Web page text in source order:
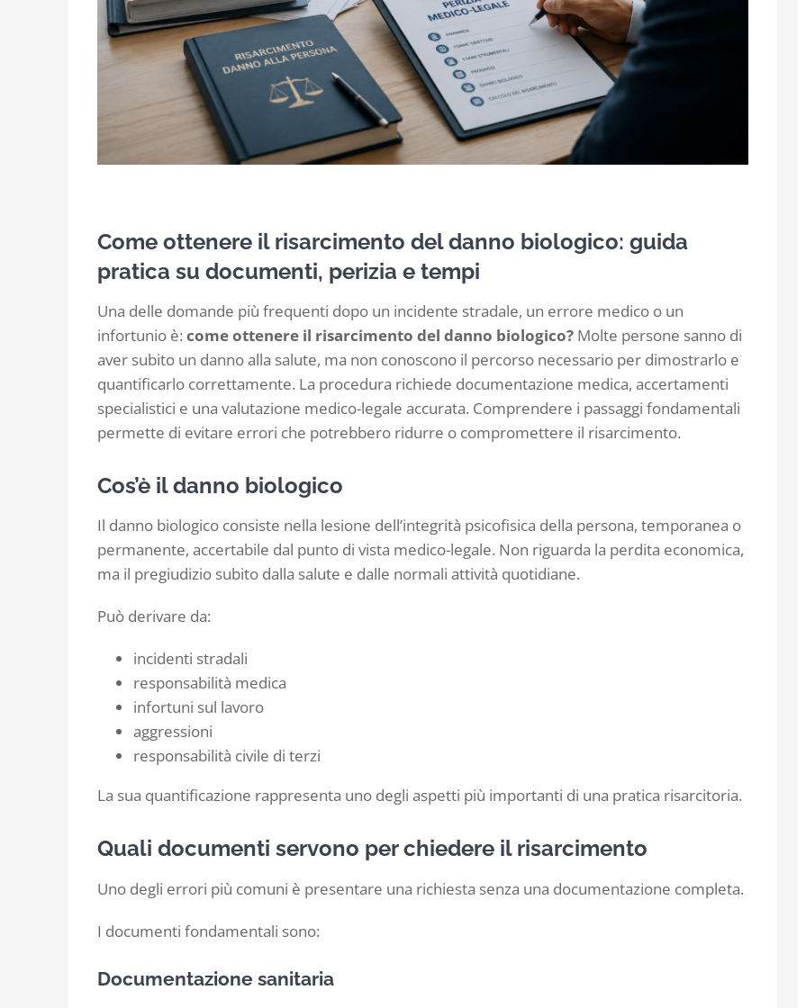
Come ottenere il risarcimento del danno biologico: guida
pratica su documenti, perizia e tempi
Una delle domande più frequenti dopo un incidente stradale, un errore medico o un
infortunio è: come ottenere il risarcimento del danno biologico?Molte persone sanno di
aver subito un danno alla salute, ma non conoscono il percorso necessario per dimostrarlo e
quantificarlo correttamente. La procedura richiede documentazione medica, accertamenti
specialistici e una valutazione medico-legale accurata. Comprendere i passaggi fondamentali
permette di evitare errori che potrebbero ridurre o compromettere il risarcimento.
Cos’è il danno biologico
Il danno biologico consiste nella lesione dell’integrità psicofisica della persona, temporanea o
permanente, accertabile dal punto di vista medico-legale. Non riguarda la perdita economica,
ma il pregiudizio subito dalla salute e dalle normali attività quotidiane.
Può derivare da:
incidenti stradali
responsabilità medica
infortuni sul lavoro
aggressioni
responsabilità civile di terzi
La sua quantificazione rappresenta uno degli aspetti più importanti di una pratica risarcitoria.
Quali documenti servono per chiedere il risarcimento
Uno degli errori più comuni è presentare una richiesta senza una documentazione completa.
I documenti fondamentali sono:
Documentazione sanitaria